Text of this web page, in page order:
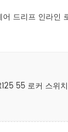
어 드리프 인라인
55 로커 스위